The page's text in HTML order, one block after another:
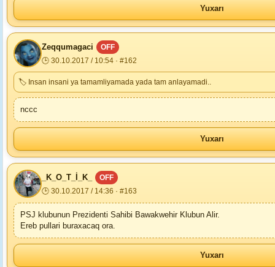
Yuxarı
Zeqqumagaci
OFF
🕒 30.10.2017 / 10:54 · #162
🏷 Insan insani ya tamamliyamada yada tam anlayamadi..
nccc
Yuxarı
_K_O_T_İ_K_
OFF
🕒 30.10.2017 / 14:36 · #163
PSJ klubunun Prezidenti Sahibi Bawakwehir Klubun Alir.
Ereb pullari buraxacaq ora.
Yuxarı